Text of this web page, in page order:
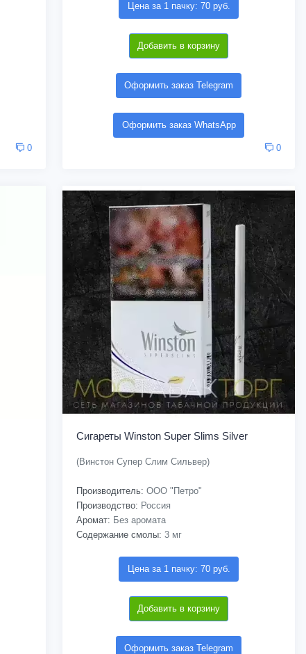
0
Цена за 1 пачку: 70 руб.
Добавить в корзину
Оформить заказ Telegram
Оформить заказ WhatsApp
0
Сигареты Winston Super Slims Silver
(Винстон Супер Слим Сильвер)
Производитель: ООО "Петро"
Производство: Россия
Аромат: Без аромата
Содержание смолы: 3 мг
Цена за 1 пачку: 70 руб.
Добавить в корзину
Оформить заказ Telegram